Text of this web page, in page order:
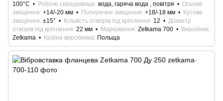
100°С
Робоче середовище вода, гаряча вода , повітря
Осьове
зміщення +14/-20 мм Поперечне зміщення +18/-18 мм
Кутове
зміщення ±15° Кількість отворів під кріплення 12
Діаметр
отворів під кріплення 22 мм Маркування Zetkama 700
Виробник
Zetkama
Країна виробника Польща